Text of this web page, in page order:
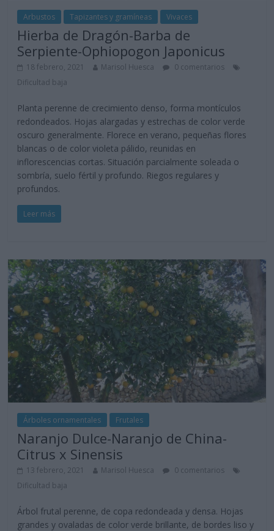
Arbustos Tapizantes y gramíneas Vivaces
Hierba de Dragón-Barba de
Serpiente-Ophiopogon Japonicus
18 febrero, 2021 Marisol Huesca
0 comentarios
Dificultad baja
Planta perenne de crecimiento denso, forma montículos
redondeados. Hojas alargadas y estrechas de color verde
oscuro generalmente. Florece en verano, pequeñas flores
blancas o de color violeta pálido, reunidas en
inflorescencias cortas. Situación parcialmente soleada o
sombría, suelo fértil y profundo. Riegos regulares y
profundos.
Leer más
Árboles ornamentales Frutales
Naranjo Dulce-Naranjo de China-
Citrus x Sinensis
13 febrero, 2021 Marisol Huesca
0 comentarios
Dificultad baja
Árbol frutal perenne, de copa redondeada y densa. Hojas
grandes y ovaladas de color verde brillante, de bordes liso y